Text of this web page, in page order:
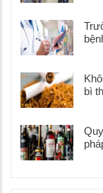
bì